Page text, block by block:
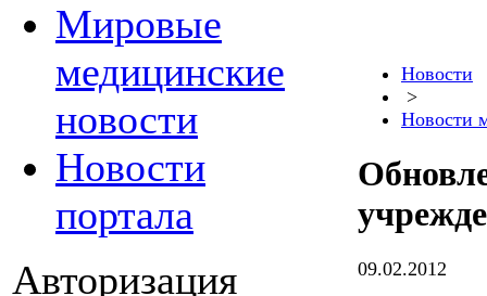
Мировые
медицинские
новости
Новости
портала
Авторизация
Новости
>
Новости
09.02.2012